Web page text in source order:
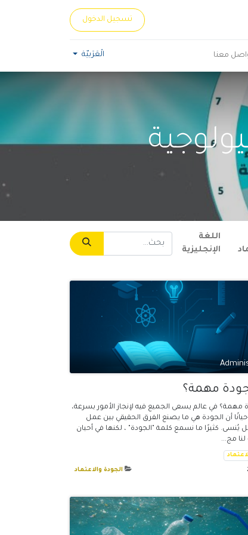
تسجيل الدخول
معنا الْعَرَبيّة
اللغة
الإنجليزية
مهمة؟
مهمة؟ في عالم يسعى الجميع فيه لإنجاز الأمور بسرعة،
أن الجودة هي ما يصنع الفرق الحقيقي بين عمل
يُنسى. كثيرًا ما نسمع كلمة "الجودة" ، لكنها في أحيان
لنا مج...
الجودة والاعتماد